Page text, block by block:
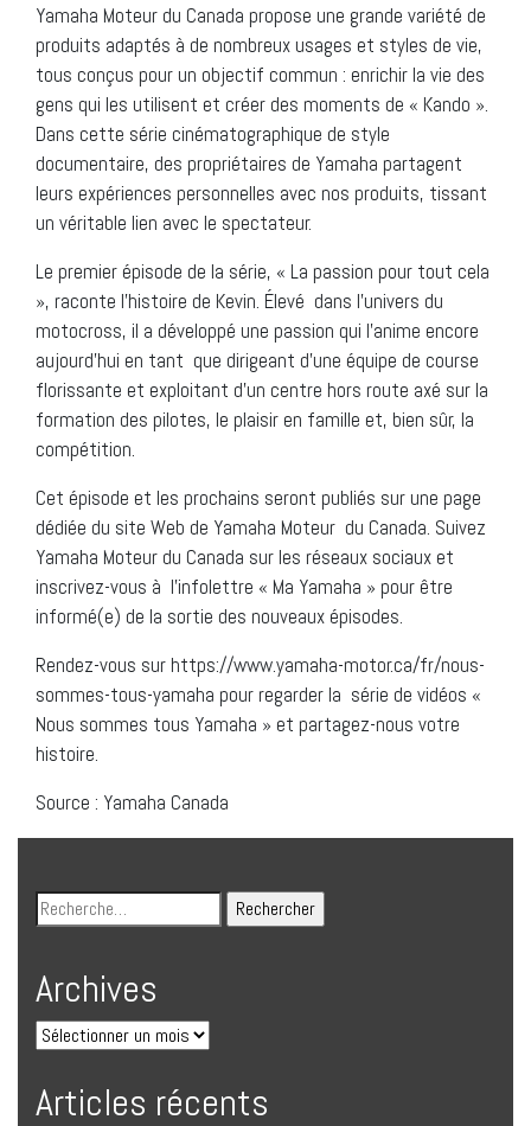
Yamaha Moteur du Canada propose une grande variété de
produits adaptés à de nombreux usages et styles de vie,
tous conçus pour un objectif commun : enrichir la vie des
gens qui les utilisent et créer des moments de « Kando ».
Dans cette série cinématographique de style
documentaire, des propriétaires de Yamaha partagent
leurs expériences personnelles avec nos produits, tissant
un véritable lien avec le spectateur.
Le premier épisode de la série, « La passion pour tout cela
», raconte l’histoire de Kevin. Élevé dans l’univers du
motocross, il a développé une passion qui l’anime encore
aujourd’hui en tant que dirigeant d’une équipe de course
florissante et exploitant d’un centre hors route axé sur la
formation des pilotes, le plaisir en famille et, bien sûr, la
compétition.
Cet épisode et les prochains seront publiés sur une page
dédiée du site Web de Yamaha Moteur du Canada. Suivez
Yamaha Moteur du Canada sur les réseaux sociaux et
inscrivez-vous à l’infolettre « Ma Yamaha » pour être
informé(e) de la sortie des nouveaux épisodes.
Rendez-vous sur https://www.yamaha-motor.ca/fr/nous-
sommes-tous-yamaha pour regarder la série de vidéos «
Nous sommes tous Yamaha » et partagez-nous votre
histoire.
Source : Yamaha Canada
Archives
Articles récents